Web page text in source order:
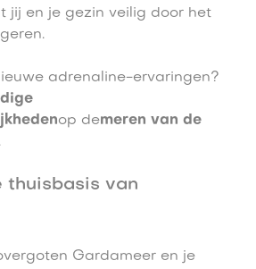
jij en je gezin veilig door het
adrenaline-ervaringen?
op demeren van de
.
thuisbasis van
Gardameer en je